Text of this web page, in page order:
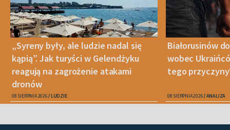
„Syreny były, ale ludzie nadal się
kąpią”. Jak turyści w Gelendżyku
reagują na zagrożenie atakami
dronów
08 SIERPNIA 2026 LUDZIE
Białorusinów
wobec
tego
08 SIERPNIA 2026 ANALIZA